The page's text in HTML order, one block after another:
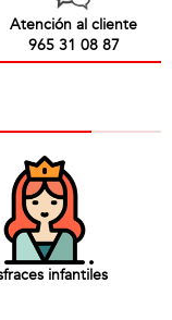
Atención al cliente
965 31 08 87
infantiles